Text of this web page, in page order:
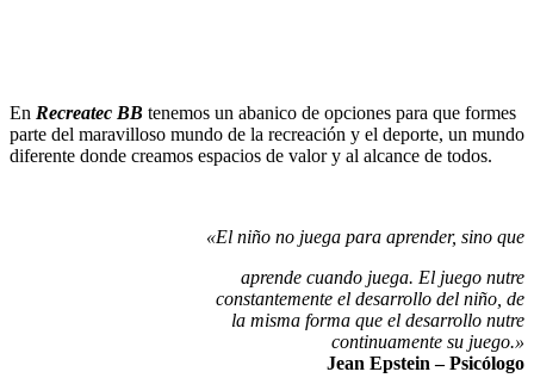
En Recreatec BB tenemos un abanico de opciones para que formes
parte del maravilloso mundo de la recreación y el deporte, un mundo
diferente donde creamos espacios de valor y al alcance de todos.
«El niño no juega para aprender, sino que
aprende cuando juega. El juego nutre
constantemente el desarrollo del niño, de
la misma forma que el desarrollo nutre
continuamente su juego.»
Jean Epstein – Psicólogo